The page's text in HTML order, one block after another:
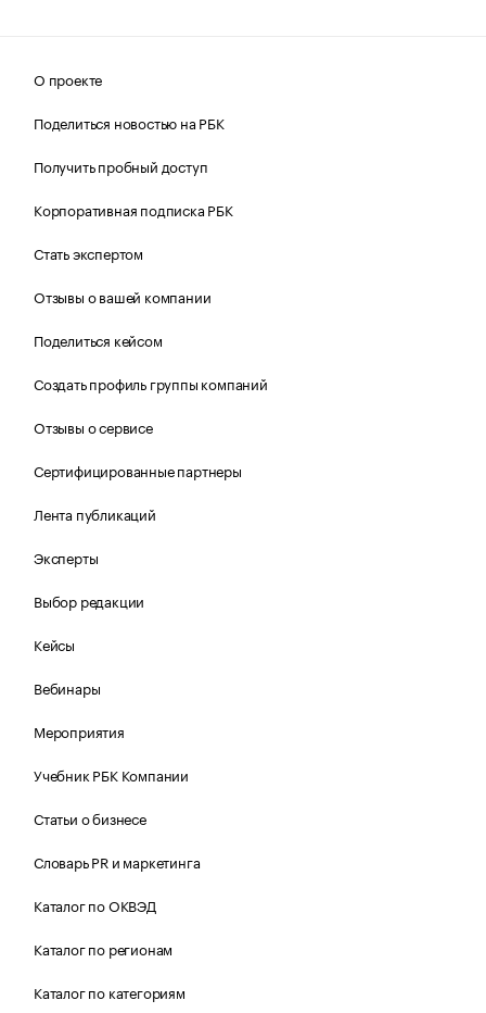
О проекте
Поделиться новостью на РБК
Получить пробный доступ
Корпоративная подписка РБК
Стать экспертом
Отзывы о вашей компании
Поделиться кейсом
Создать профиль группы компаний
Отзывы о сервисе
Сертифицированные партнеры
Лента публикаций
Эксперты
Выбор редакции
Кейсы
Вебинары
Мероприятия
Учебник РБК Компании
Статьи о бизнесе
Словарь PR и маркетинга
Каталог по ОКВЭД
Каталог по регионам
Каталог по категориям